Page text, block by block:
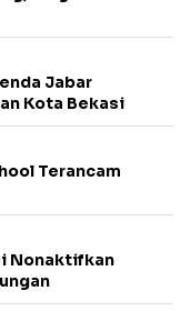
Jabar
Kota Bekasi
Terancam
Nonaktifkan